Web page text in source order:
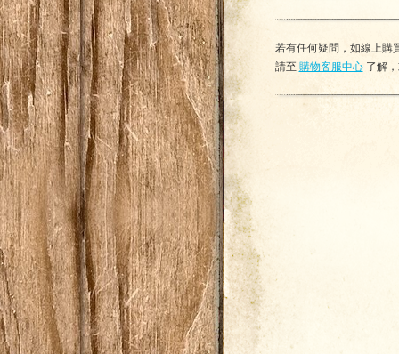
若有任何疑問，如線上購
請至 購物客服中心了解，